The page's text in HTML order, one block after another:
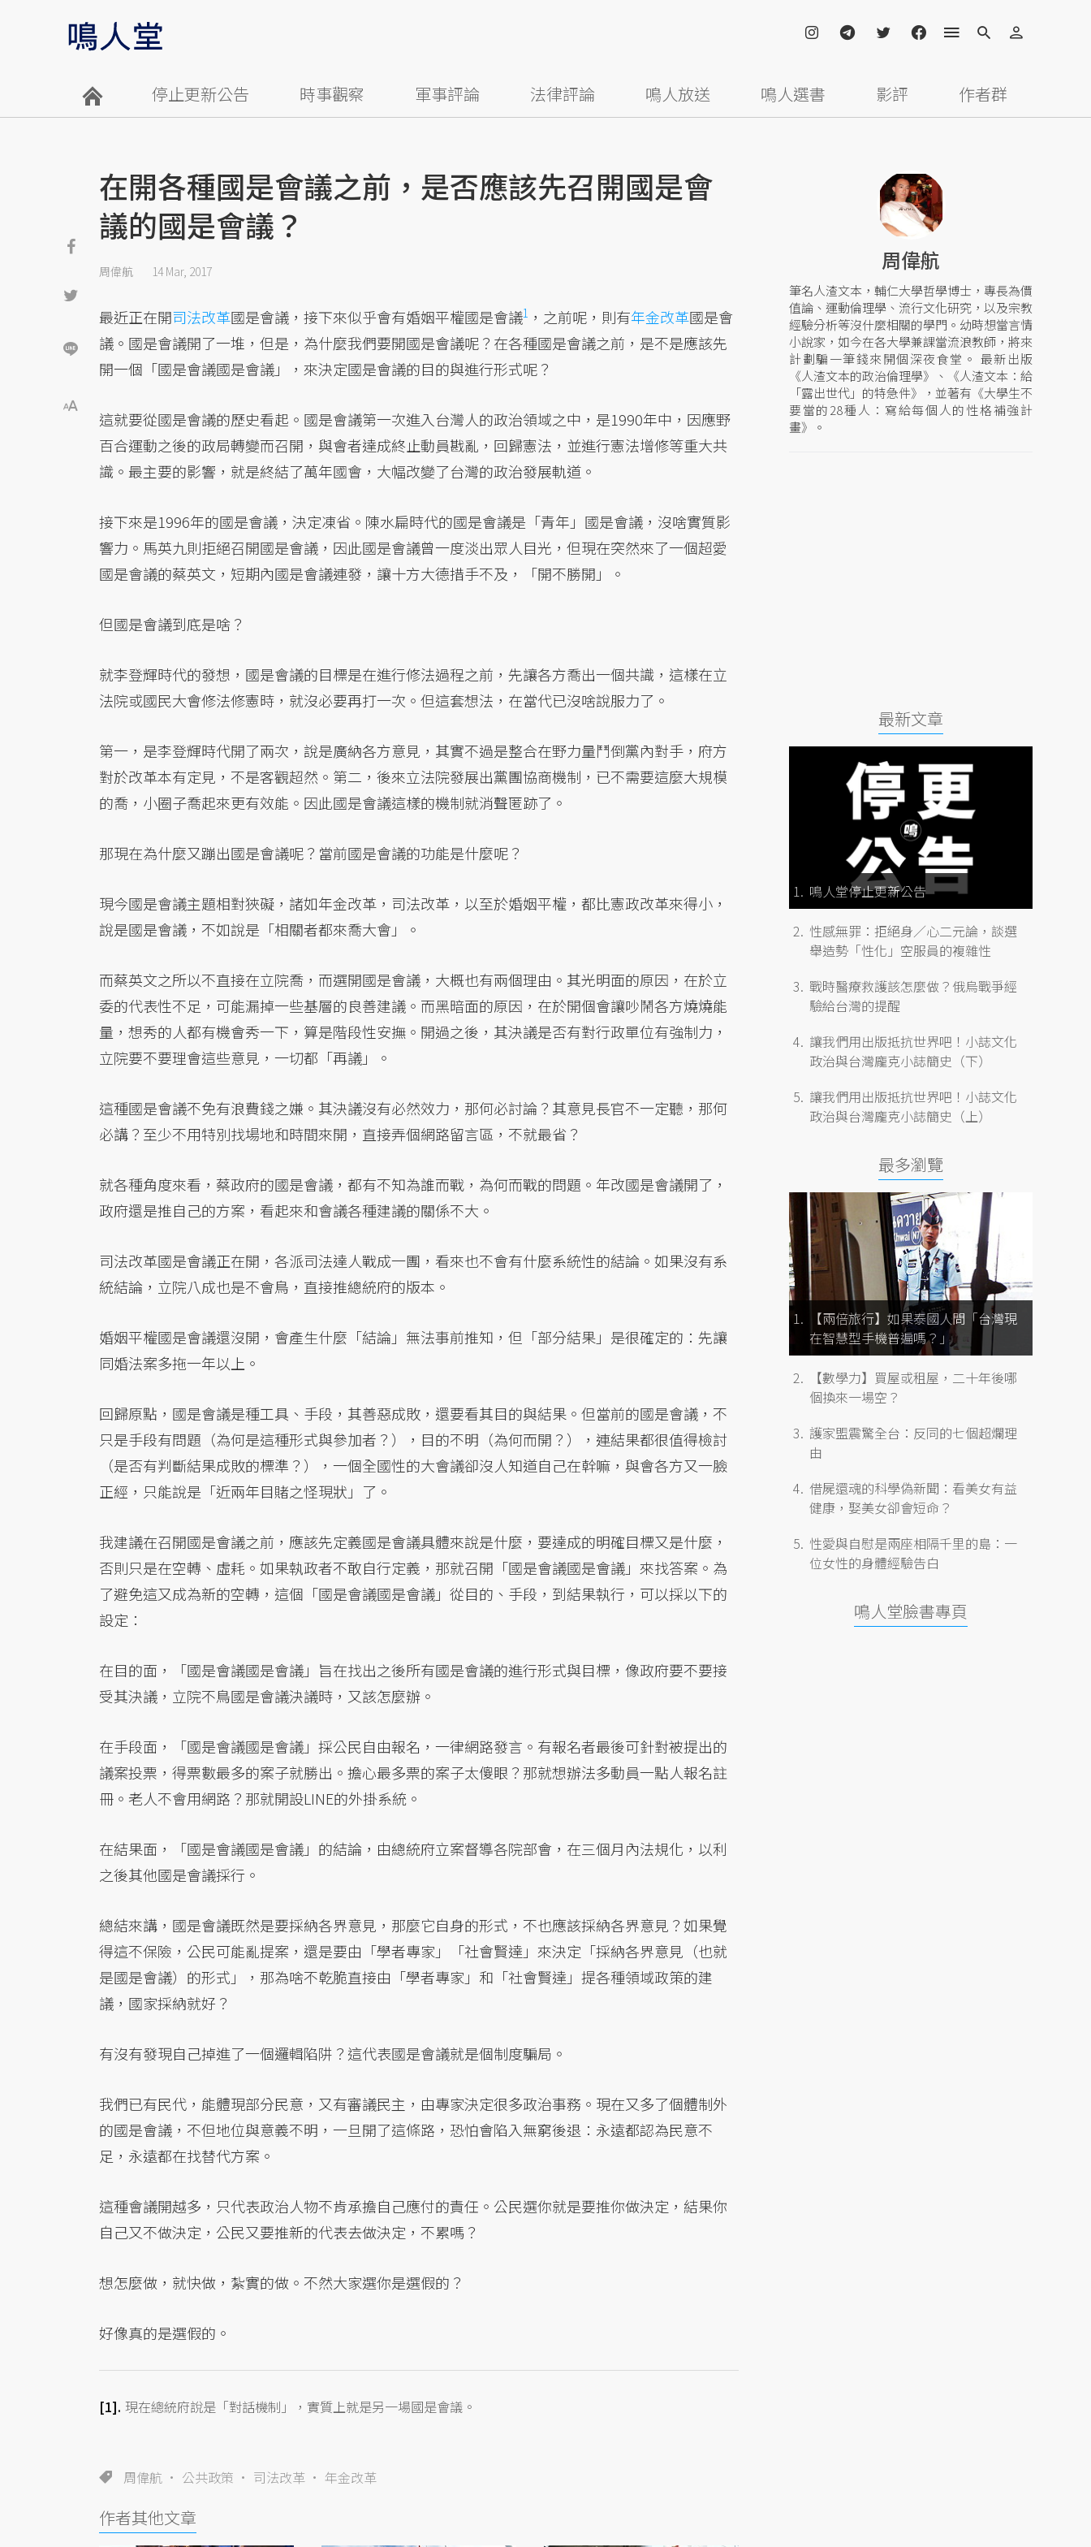
停止更新公告 時事觀察 軍事評論 法律評論 鳴人放送 鳴人選書 影評 作者群
在開各種國是會議之前，是否應該先召開國是會
議的國是會議？
周偉航 14 Mar, 2017
最近正在開司法改革國是會議，接下來似乎會有婚姻平權國是會議1 ，之前呢，則有年金改革國是會
議。國是會議開了一堆，但是，為什麼我們要開國是會議呢？在各種國是會議之前，是不是應該先
開一個「國是會議國是會議」，來決定國是會議的目的與進行形式呢？
這就要從國是會議的歷史看起。國是會議第一次進入台灣人的政治領域之中，是1990年中，因應野
百合運動之後的政局轉變而召開，與會者達成終止動員戡亂，回歸憲法，並進行憲法增修等重大共
識。最主要的影響，就是終結了萬年國會，大幅改變了台灣的政治發展軌道。
接下來是1996年的國是會議，決定凍省。陳水扁時代的國是會議是「青年」國是會議，沒啥實質影
響力。馬英九則拒絕召開國是會議，因此國是會議曾一度淡出眾人目光，但現在突然來了一個超愛
國是會議的蔡英文，短期內國是會議連發，讓十方大德措手不及，「開不勝開」。
但國是會議到底是啥？
就李登輝時代的發想，國是會議的目標是在進行修法過程之前，先讓各方喬出一個共識，這樣在立
法院或國民大會修法修憲時，就沒必要再打一次。但這套想法，在當代已沒啥說服力了。
第一，是李登輝時代開了兩次，說是廣納各方意見，其實不過是整合在野力量鬥倒黨內對手，府方
對於改革本有定見，不是客觀超然。第二，後來立法院發展出黨團協商機制，已不需要這麼大規模
的喬，小圈子喬起來更有效能。因此國是會議這樣的機制就消聲匿跡了。
那現在為什麼又蹦出國是會議呢？當前國是會議的功能是什麼呢？
現今國是會議主題相對狹礙，諸如年金改革，司法改革，以至於婚姻平權，都比憲政改革來得小，
說是國是會議，不如說是「相關者都來喬大會」。
而蔡英文之所以不直接在立院喬，而選開國是會議，大概也有兩個理由。其光明面的原因，在於立
委的代表性不足，可能漏掉一些基層的良善建議。而黑暗面的原因，在於開個會讓吵鬧各方燒燒能
量，想秀的人都有機會秀一下，算是階段性安撫。開過之後，其決議是否有對行政單位有強制力，
立院要不要理會這些意見，一切都「再議」。
這種國是會議不免有浪費錢之嫌。其決議沒有必然效力，那何必討論？其意見長官不一定聽，那何
必講？至少不用特別找場地和時間來開，直接弄個網路留言區，不就最省？
就各種角度來看，蔡政府的國是會議，都有不知為誰而戰，為何而戰的問題。年改國是會議開了，
政府還是推自己的方案，看起來和會議各種建議的關係不大。
司法改革國是會議正在開，各派司法達人戰成一團，看來也不會有什麼系統性的結論。如果沒有系
統結論，立院八成也是不會鳥，直接推總統府的版本。
婚姻平權國是會議還沒開，會產生什麼「結論」無法事前推知，但「部分結果」是很確定的：先讓
同婚法案多拖一年以上。
回歸原點，國是會議是種工具、手段，其善惡成敗，還要看其目的與結果。但當前的國是會議，不
只是手段有問題（為何是這種形式與參加者？），目的不明（為何而開？），連結果都很值得檢討
（是否有判斷結果成敗的標準？），一個全國性的大會議卻沒人知道自己在幹嘛，與會各方又一臉
正經，只能說是「近兩年目賭之怪現狀」了。
我建議在召開國是會議之前，應該先定義國是會議具體來說是什麼，要達成的明確目標又是什麼，
否則只是在空轉、虛耗。如果執政者不敢自行定義，那就召開「國是會議國是會議」來找答案。為
了避免這又成為新的空轉，這個「國是會議國是會議」從目的、手段，到結果執行，可以採以下的
設定：
在目的面，「國是會議國是會議」旨在找出之後所有國是會議的進行形式與目標，像政府要不要接
受其決議，立院不鳥國是會議決議時，又該怎麼辦。
在手段面，「國是會議國是會議」採公民自由報名，一律網路發言。有報名者最後可針對被提出的
議案投票，得票數最多的案子就勝出。擔心最多票的案子太傻眼？那就想辦法多動員一點人報名註
冊。老人不會用網路？那就開設LINE的外掛系統。
在結果面，「國是會議國是會議」的結論，由總統府立案督導各院部會，在三個月內法規化，以利
之後其他國是會議採行。
總結來講，國是會議既然是要採納各界意見，那麼它自身的形式，不也應該採納各界意見？如果覺
得這不保險，公民可能亂提案，還是要由「學者專家」「社會賢達」來決定「採納各界意見（也就
是國是會議）的形式」，那為啥不乾脆直接由「學者專家」和「社會賢達」提各種領域政策的建
議，國家採納就好？
有沒有發現自己掉進了一個邏輯陷阱？這代表國是會議就是個制度騙局。
我們已有民代，能體現部分民意，又有審議民主，由專家決定很多政治事務。現在又多了個體制外
的國是會議，不但地位與意義不明，一旦開了這條路，恐怕會陷入無窮後退：永遠都認為民意不
足，永遠都在找替代方案。
這種會議開越多，只代表政治人物不肯承擔自己應付的責任。公民選你就是要推你做決定，結果你
自己又不做決定，公民又要推新的代表去做決定，不累嗎？
想怎麼做，就快做，紮實的做。不然大家選你是選假的？
好像真的是選假的。
現在總統府說是「對話機制」，實質上就是另一場國是會議。
周偉航 公共政策 司法改革 年金改革
作者其他文章
周偉航
筆名人渣文本，輔仁大學哲學博士，專長為價
值論、運動倫理學、流行文化研究，以及宗教
經驗分析等沒什麼相關的學門。幼時想當言情
小說家，如今在各大學兼課當流浪教師，將來
計劃騙一筆錢來開個深夜食堂。 最新出版
《人渣文本的政治倫理學》、《人渣文本：給
「露出世代」的特急件》，並著有《大學生不
要當的28種人：寫給每個人的性格補強計
畫》。
最新文章
鳴人堂停止更新公告
性感無罪：拒絕身／心二元論，談選
舉造勢「性化」空服員的複雜性
戰時醫療救護該怎麼做？俄烏戰爭經
驗給台灣的提醒
讓我們用出版抵抗世界吧！小誌文化
政治與台灣龐克小誌簡史（下）
讓我們用出版抵抗世界吧！小誌文化
政治與台灣龐克小誌簡史（上）
最多瀏覽
【兩倍旅行】如果泰國人問「台灣現
在智慧型手機普遍嗎？」
【數學力】買屋或租屋，二十年後哪
個換來一場空？
護家盟震驚全台：反同的七個超爛理
由
借屍還魂的科學偽新聞：看美女有益
健康，娶美女卻會短命？
性愛與自慰是兩座相隔千里的島：一
位女性的身體經驗告白
鳴人堂臉書專頁